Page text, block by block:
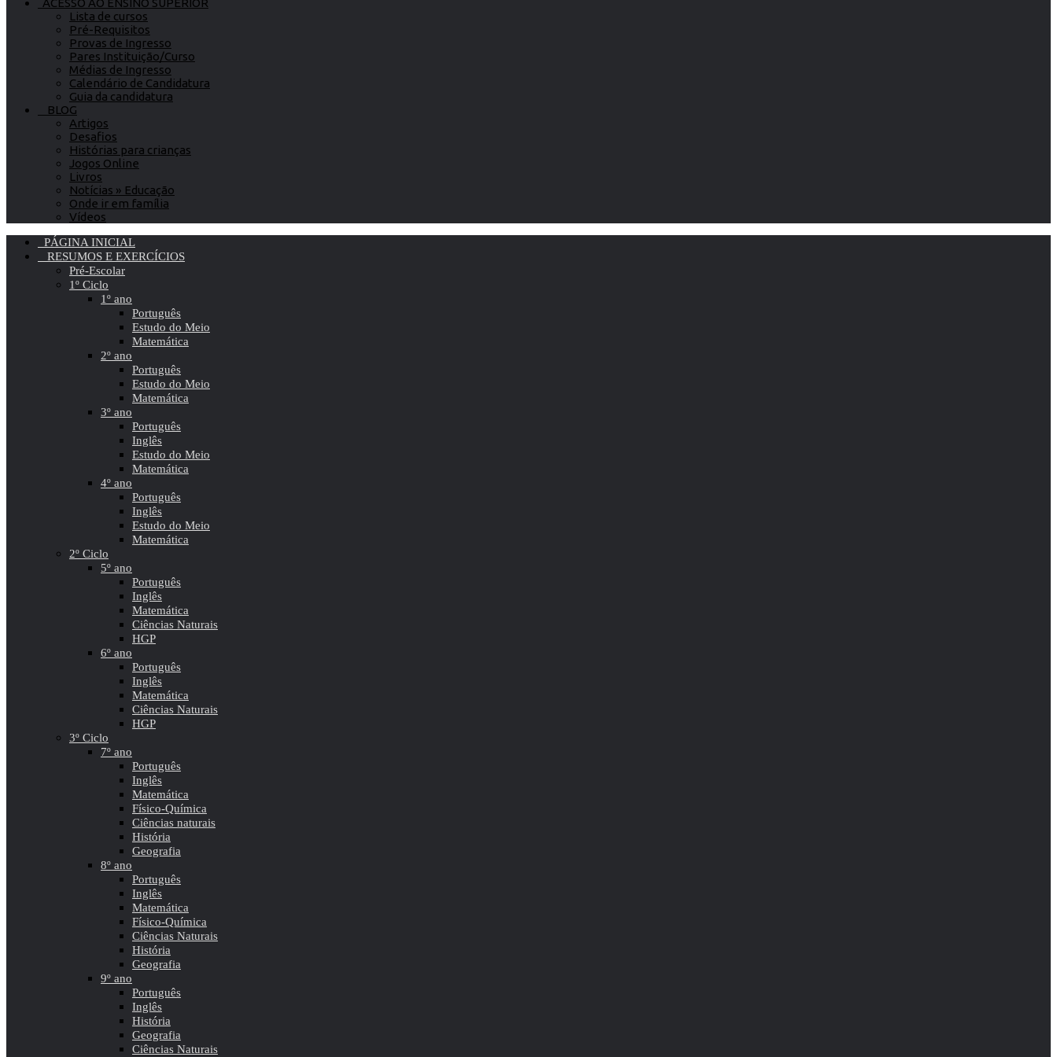
ACESSO AO ENSINO SUPERIOR
Lista de cursos
Pré-Requisitos
Provas de Ingresso
Pares Instituição/Curso
Médias de Ingresso
Calendário de Candidatura
Guia da candidatura
BLOG
Artigos
Desafios
Histórias para crianças
Jogos Online
Livros
Notícias » Educação
Onde ir em família
Vídeos
PÁGINA INICIAL
RESUMOS E EXERCÍCIOS
Pré-Escolar
1º Ciclo
1º ano
Português
Estudo do Meio
Matemática
2º ano
Português
Estudo do Meio
Matemática
3º ano
Português
Inglês
Estudo do Meio
Matemática
4º ano
Português
Inglês
Estudo do Meio
Matemática
2º Ciclo
5º ano
Português
Inglês
Matemática
Ciências Naturais
HGP
6º ano
Português
Inglês
Matemática
Ciências Naturais
HGP
3º Ciclo
7º ano
Português
Inglês
Matemática
Físico-Química
Ciências naturais
História
Geografia
8º ano
Português
Inglês
Matemática
Físico-Química
Ciências Naturais
História
Geografia
9º ano
Português
Inglês
História
Geografia
Ciências Naturais